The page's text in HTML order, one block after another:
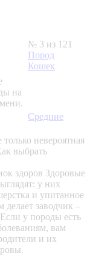
на
№ 3 из 121
Пород
Кошек
Средние
невероятная
выбрать
здоров Здоровые
у них
и упитанное
заводчик –
у породы есть
вам
и их